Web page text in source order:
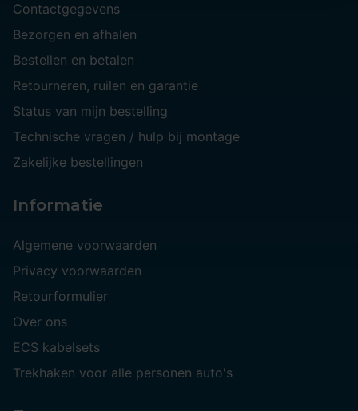
Contactgegevens
Bezorgen en afhalen
Bestellen en betalen
Retourneren, ruilen en garantie
Status van mijn bestelling
Technische vragen / hulp bij montage
Zakelijke bestellingen
Informatie
Algemene voorwaarden
Privacy voorwaarden
Retourformulier
Over ons
ECS kabelsets
Trekhaken voor alle personen auto's